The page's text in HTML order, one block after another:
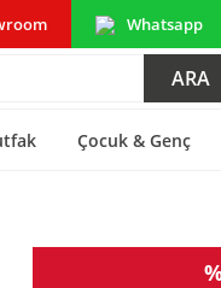
Whatsapp
ARA
Çocuk & Genç